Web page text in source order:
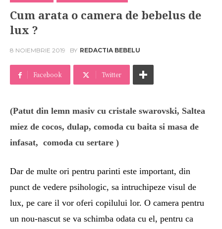
Cum arata o camera de bebelus de
lux ?
8 NOIEMBRIE 2019 BY REDACTIA BEBELU
Facebook Twitter
(Patut din lemn masiv cu cristale swarovski, Saltea
miez de cocos, dulap, comoda cu baita si masa de
infasat, comoda cu sertare )
Dar de multe ori pentru parinti este important, din
punct de vedere psihologic, sa intruchipeze visul de
lux, pe care il vor oferi copilului lor. O camera pentru
un nou-nascut se va schimba odata cu el, pentru ca